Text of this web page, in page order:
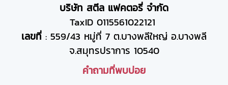
บริษัท สตีล แฟคตอรี่ จำกัด
TaxID 0115561022121
เลขที่ : 559/43 หมู่ที่ 7 ต.บางพลีใหญ่ อ.บางพลี
จ.สมุทรปราการ 10540
คำถามที่พบบ่อย